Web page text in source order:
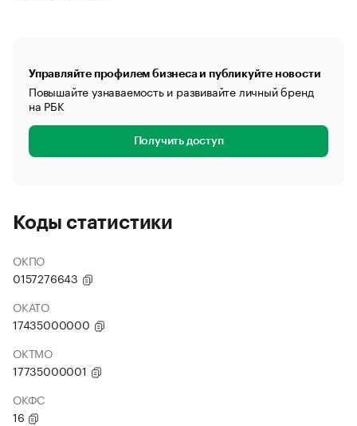
Управляйте профилем бизнеса и публикуйте новости
Повышайте узнаваемость и развивайте личный бренд
на РБК
Получить доступ
Коды статистики
ОКПО
0157276643
ОКАТО
17435000000
ОКТМО
17735000001
ОКФС
16